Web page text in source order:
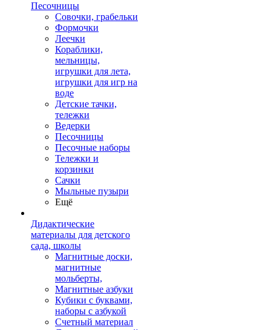
Песочницы
Совочки, грабельки
Формочки
Леечки
Кораблики,
мельницы,
игрушки для лета,
игрушки для игр на
воде
Детские тачки,
тележки
Ведерки
Песочницы
Песочные наборы
Тележки и
корзинки
Сачки
Мыльные пузыри
Ещё
Дидактические
материалы для детского
сада, школы
Магнитные доски,
магнитные
мольберты,
Магнитные азбуки
Кубики с буквами,
наборы с азбукой
Счетный материал